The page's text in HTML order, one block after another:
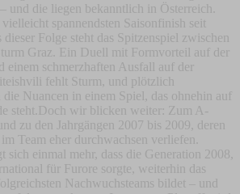
und die liegen bekanntlich in Österreich.
spannendsten Saisonfinish seit
Folge steht das Spitzenspiel zwischen
Graz. Ein Duell mit Formvorteil auf der
einem schmerzhaften Ausfall auf der
fehlt Sturm, und plötzlich
die Nuancen in einem Spiel, das ohnehin auf
steht.Doch wir blicken weiter: Zum A-
zu den Jahrgängen 2007 bis 2009, deren
Team eher durchwachsen verliefen.
sich einmal mehr, dass die Generation 2008,
für Furore sorgte, weiterhin das
Nachwuchsteams bildet – und